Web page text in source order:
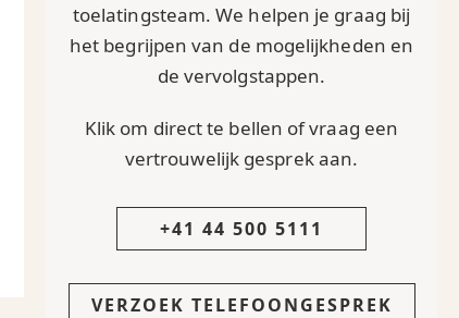
toelatingsteam. We helpen je graag bij
het begrijpen van de mogelijkheden en
de vervolgstappen.
Klik om direct te bellen of vraag een
vertrouwelijk gesprek aan.
+41 44 500 5111
VERZOEK TELEFOONGESPREK